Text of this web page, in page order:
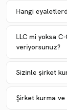
Hangi
LLC mi yoksa
veriyorsunuz?
Sizinle şirket
Şirket kurma ve